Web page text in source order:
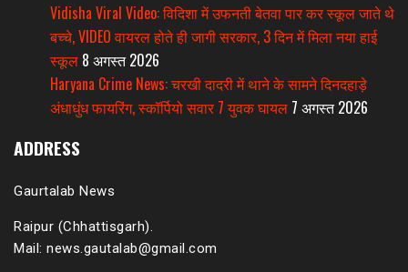
Vidisha Viral Video: विदिशा में उफनती बेतवा पार कर स्कूल जाते थे
बच्चे, VIDEO वायरल होते ही जागी सरकार, 3 दिन में मिला नया हाई
स्कूल 8 अगस्त 2026
Haryana Crime News: चरखी दादरी में थाने के सामने दिनदहाड़े
अंधाधुंध फायरिंग, स्कॉर्पियो सवार 7 युवक घायल 7 अगस्त 2026
ADDRESS
Gaurtalab News
Raipur (Chhattisgarh).
Mail: news.gautalab@gmail.com